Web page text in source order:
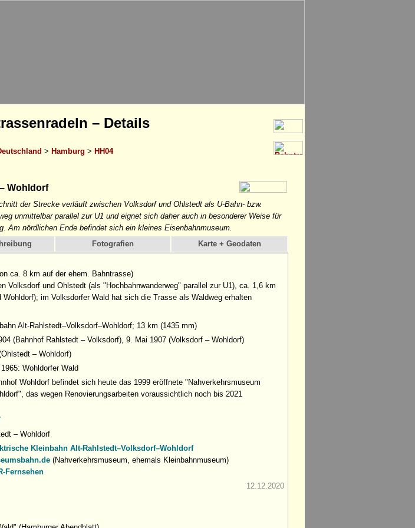
– Details
> Hamburg > HH04
Wohldorf
der Strecke verläuft zwischen Volksdorf und Ohlstedt als U-Bahn- bzw.
unmittelbar parallel zur U1 und eignet sich daher auch in besonderer Weise für
Am nördlichen Ende befindet sich ein kleines Eisenbahnmuseum.
Fotografien Karte + Geodaten
ca. 8 km auf der ehem. Bahntrasse)
Volksdorf und Ohlstedt (als "Hochbahnwanderweg" parallel zur U1), ca. 1,6 km
Wohldorf); im Volksdorfer Wald hat sich die Trasse als Waldweg erhalten
Alt-Rahlstedt–Volksdorf–Wohldorf; 13 km (1435 mm)
(Bahnhof Rahlstedt – Volksdorf), 9. Mai 1907 (Volksdorf – Wohldorf)
– Wohldorf)
Wohldorfer Wald
Wohldorf befindet sich heute das 1999 eröffnete "Nahverkehrsmuseum
das wegen Renovierungsarbeiten voraussichtlich noch bis 2021
– Wohldorf
Kleinbahn Alt-Rahlstedt–Volksdorf–Wohldorf
(Nahverkehrsmuseum, ehemals Kleinbahnmuseum)
Fernsehen
12.12.2020